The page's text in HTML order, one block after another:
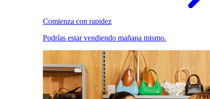
Comienza con rapidez
Podrías estar vendiendo mañana mismo.